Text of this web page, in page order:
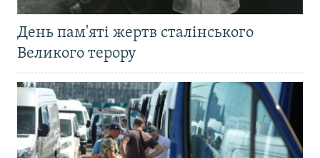
День пам'яті жертв сталінського
Великого терору